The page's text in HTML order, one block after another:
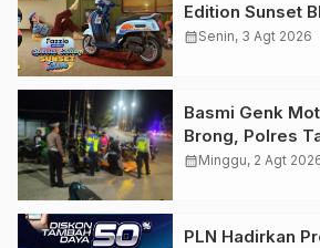
Edition Sunset
Nuansa Retro
calendar_monthSenin, 3 Agt 2026
Basmi Genk
Brong, Polres
Amankan
calendar_monthMinggu, 2 Agt
PLN Hadirkan